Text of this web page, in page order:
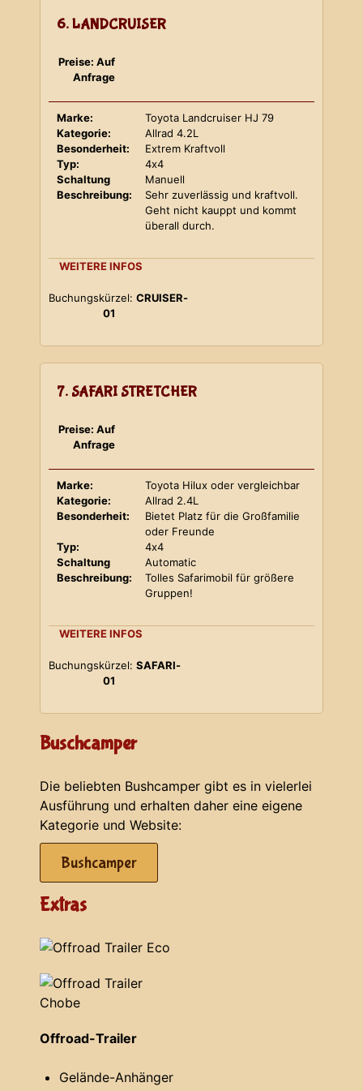
6. LANDCRUISER
Preise: Auf
Anfrage
Marke:
Toyota Landcruiser HJ 79
Kategorie:
Allrad 4.2L
Besonderheit:
Extrem Kraftvoll
Typ:
4x4
Schaltung
Manuell
Beschreibung:
Sehr zuverlässig und kraftvoll.
Geht nicht kauppt und kommt
überall durch.
WEITERE INFOS
Buchungskürzel: CRUISER-
01
7. SAFARI STRETCHER
Preise: Auf
Anfrage
Marke:
Toyota Hilux oder vergleichbar
Kategorie:
Allrad 2.4L
Besonderheit:
Bietet Platz für die Großfamilie
oder Freunde
Typ:
4x4
Schaltung
Automatic
Beschreibung:
Tolles Safarimobil für größere
Gruppen!
WEITERE INFOS
Buchungskürzel: SAFARI-
01
Buschcamper
Die beliebten Bushcamper gibt es in vielerlei
Ausführung und erhalten daher eine eigene
Kategorie und Website:
Bushcamper
Extras
Offroad-Trailer
Gelände-Anhänger